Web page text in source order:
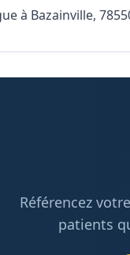
à Bazainville,
Référencez
patients